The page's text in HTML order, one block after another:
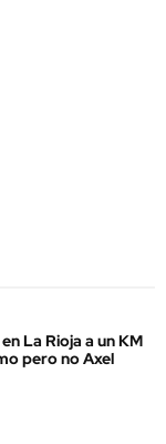
La Rioja a un KM
pero no Axel